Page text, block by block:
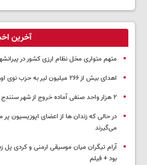
آخرین
متهم متواری مخل نظام ارزی کشور در
اهدای بیش از ۲۶۶ میلیون لیر به حزب نوی اوزگور اوزل در شش روز
۲ هزار واحد صنفی آماده خروج از شهر سنندج هستند/ مسئولان زمین واگذار کنند
می‌گیرند
آرام تیگران میان موسیقی ارمنی و کردی
بود + فیلم